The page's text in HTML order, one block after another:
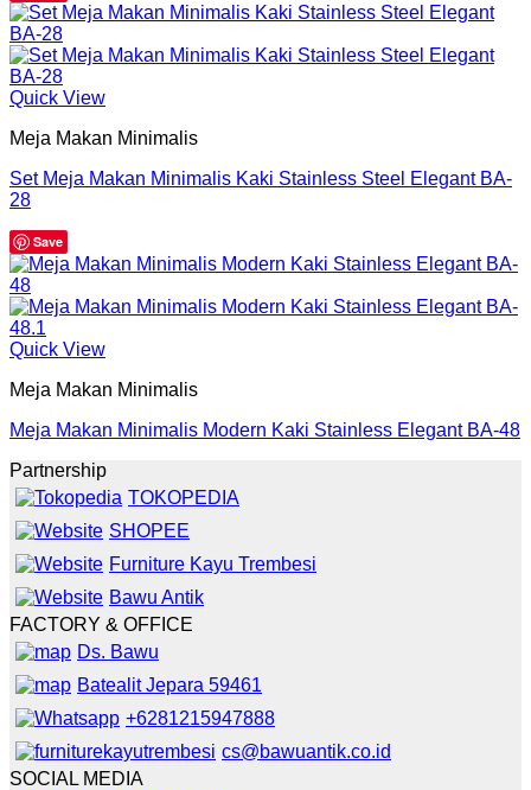
Quick View
Meja Makan Minimalis
Set Meja Makan Minimalis Kaki Stainless Steel Elegant BA-
28
Save
Quick View
Meja Makan Minimalis
Meja Makan Minimalis Modern Kaki Stainless Elegant BA-48
Partnership
TOKOPEDIA
SHOPEE
Furniture Kayu Trembesi
Bawu Antik
FACTORY & OFFICE
Ds. Bawu
Batealit Jepara 59461
+6281215947888
cs@bawuantik.co.id
SOCIAL MEDIA